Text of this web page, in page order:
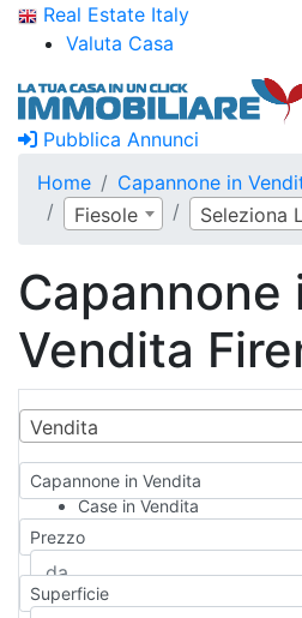
Real Estate Italy
Valuta Casa
Pubblica Annunci
Home
Capannone in
Fiesole
Seleziona
Capannone
Vendita
Vendita
Capannone in Vendita
Case in Vendita
Qualsiasi
Appartamento
Casa indipendente
Casa Semi-indipendente
Prezzo
Superficie